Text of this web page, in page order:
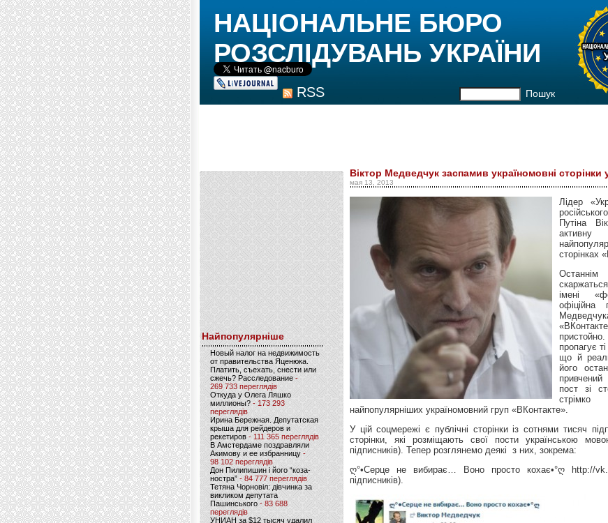
RSS Пошук
НАЦІОНАЛЬНЕ БЮРО
РОЗСЛІДУВАНЬ УКРАЇНИ
Найпопулярніше
Новый налог на недвижимость
от правительства Яценюка.
Платить, съехать, снести или
сжечь? Расследование-
269 733 переглядів
Откуда у Олега Ляшко
миллионы? - 173 293
переглядів
Ирина Бережная. Депутатская
крыша для рейдеров и
рекетиров - 111 365 переглядів
В Амстердаме поздравляли
Акимову и ее избранницу -
98 102 переглядів
Дон Пилипишин і його “коза-
ностра” - 84 777 переглядів
Тетяна Чорновіл: дівчинка за
викликом депутата
Пашинського- 83 688
переглядів
УНИАН за $12 тысяч удалил
Віктор Медведчук заспамив україномовні
мая 13, 2013
Лідер
Путіна
сторінках
імені
офіційна
пропагує
що й
його
пост зі
найпопулярніших україномовний груп «ВКонтакте».
У цій соцмережі є публічні сторінки із сотнями тисяч
сторінки, які розміщають свої пости українською
підписників). Тепер розглянемо деякі з них, зокрема:
ღ°•Серце не вибирає… Воно просто кохає•°ღ http://
підписників).